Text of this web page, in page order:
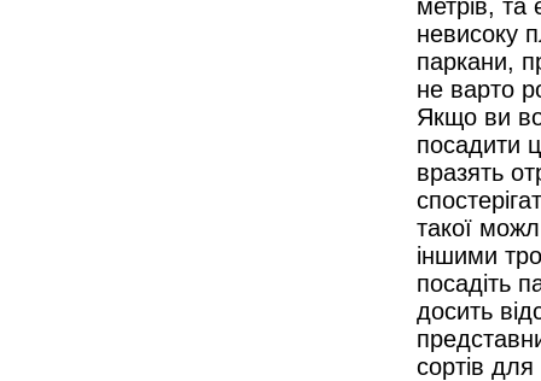
метрів,
невисоку
паркани,
не варто
Якщо ви
посадити
вразять
такої
іншими
посадіть
досить
сортів